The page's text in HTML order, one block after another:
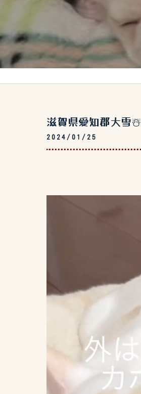
滋賀県愛知郡大雪☃️
2024/01/25